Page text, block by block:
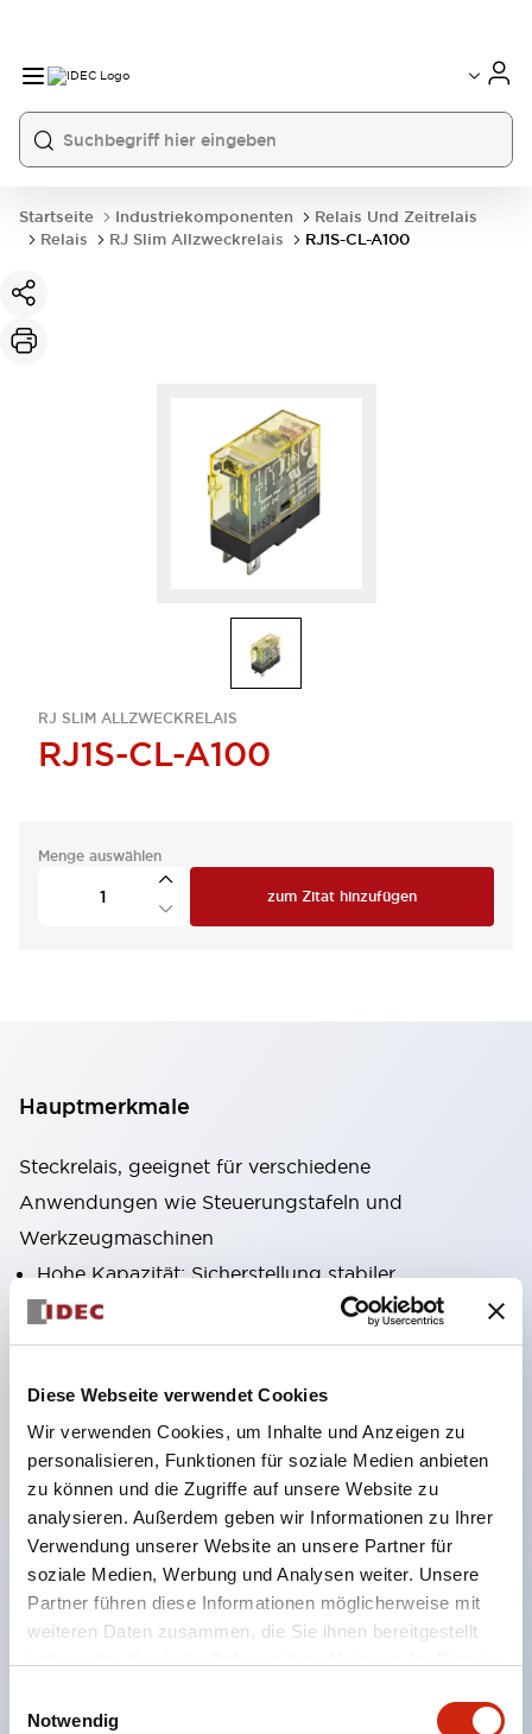
Diese Webseite verwendet Cookies
Wir verwenden Cookies, um Inhalte und Anzeigen zu
personalisieren, Funktionen für soziale Medien anbieten
zu können und die Zugriffe auf unsere Website zu
analysieren. Außerdem geben wir Informationen zu Ihrer
Verwendung unserer Website an unsere Partner für
soziale Medien, Werbung und Analysen weiter. Unsere
Partner führen diese Informationen möglicherweise mit
weiteren Daten zusammen, die Sie ihnen bereitgestellt
Notwendig
Startseite Industriekomponenten
Relais Und Zeitrelais
Relais
RJ Slim Allzweckrelais RJ1S-CL-A100
RJ SLIM ALLZWECKRELAIS
RJ1S-CL-A100
Menge auswählen
zum Zitat hinzufügen
Hauptmerkmale
Steckrelais, geeignet für verschiedene
Anwendungen wie Steuerungstafeln und
Werkzeugmaschinen
Hohe Kapazität: Sicherstellung stabiler
Stromübertragung auch bei hohen Strömen durch
Verwendung von hochleitfähigen Materialien
Ausgezeichnete Haltbarkeit: Verbesserung der
mechanischen Haltbarkeit und Zuverlässigkeit
durch einzigartige Rückstellfederkonstruktion
Benutzerfreundliches Produktdesign:
Betriebssicht-LED mit hoher Sichtbarkeit,
Spannungserkennung durch Farbband
Zwillingskontakt-Typ (RJ22S) erhältlich